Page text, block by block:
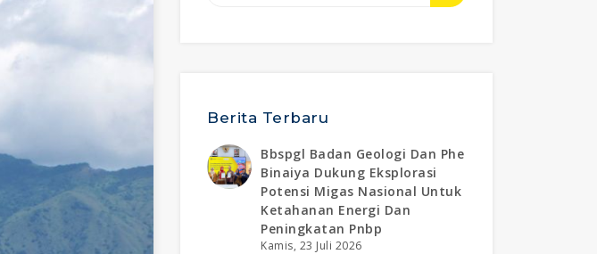
Berita Terbaru
Bbspgl Badan Geologi Dan Phe
Binaiya Dukung Eksplorasi
Potensi Migas Nasional Untuk
Ketahanan Energi Dan
Peningkatan Pnbp
Kamis, 23 Juli 2026